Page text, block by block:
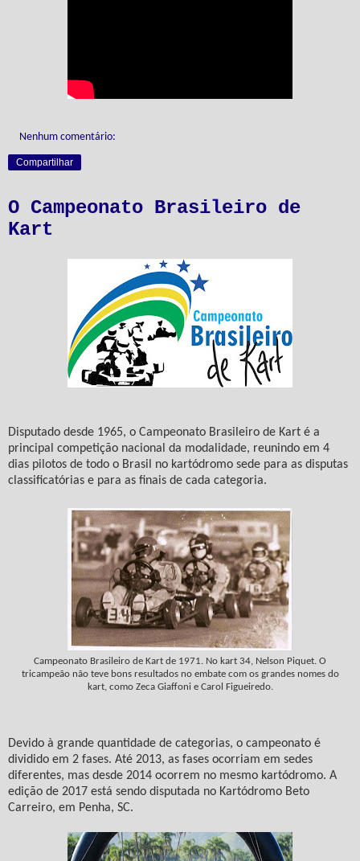
Nenhum comentário:
Compartilhar
O Campeonato Brasileiro de
Kart
Disputado desde 1965, o Campeonato Brasileiro de Kart é a
principal competição nacional da modalidade, reunindo em 4
dias pilotos de todo o Brasil no kartódromo sede para as disputas
classificatórias e para as finais de cada categoria.
Campeonato Brasileiro de Kart de 1971. No kart 34, Nelson Piquet. O
tricampeão não teve bons resultados no embate com os grandes nomes do
kart, como Zeca Giaffoni e Carol Figueiredo.
Devido à grande quantidade de categorias, o campeonato é
dividido em 2 fases. Até 2013, as fases ocorriam em sedes
diferentes, mas desde 2014 ocorrem no mesmo kartódromo. A
edição de 2017 está sendo disputada no Kartódromo Beto
Carreiro, em Penha, SC.